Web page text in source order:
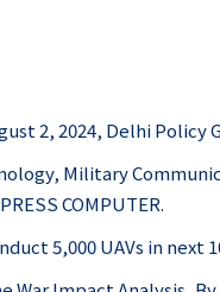
2, 2024, Delhi Policy
Military
COMPUTER.
5,000 UAVs in next